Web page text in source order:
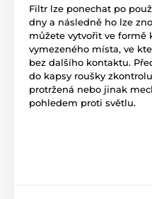
Filtr lze ponechat po
dny a následně ho lze
můžete vytvořit ve formě
vymezeného místa, ve
bez dalšího kontaktu.
do kapsy roušky
protržená nebo jinak
pohledem proti světlu.